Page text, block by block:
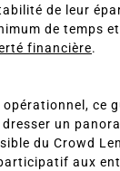
de leur
de temps
financière.
opérationnel, ce
un
du Crowd
aux